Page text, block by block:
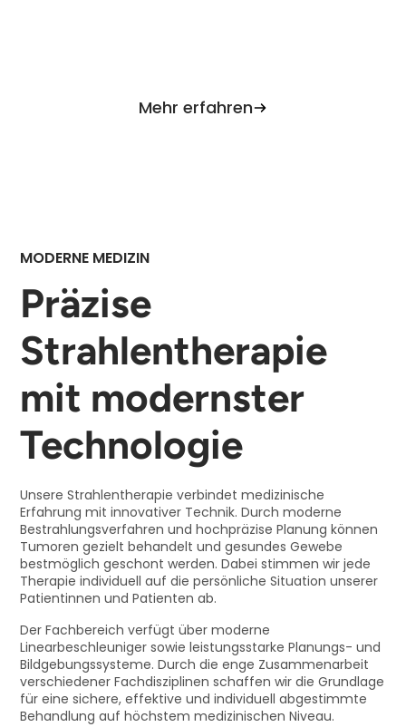
Mehr erfahren
MODERNE MEDIZIN
Präzise
Strahlentherapie
mit modernster
Technologie
Unsere Strahlentherapie verbindet medizinische
Erfahrung mit innovativer Technik. Durch moderne
Bestrahlungsverfahren und hochpräzise Planung können
Tumoren gezielt behandelt und gesundes Gewebe
bestmöglich geschont werden. Dabei stimmen wir jede
Therapie individuell auf die persönliche Situation unserer
Patientinnen und Patienten ab.
Der Fachbereich verfügt über moderne
Linearbeschleuniger sowie leistungsstarke Planungs- und
Bildgebungssysteme. Durch die enge Zusammenarbeit
verschiedener Fachdisziplinen schaffen wir die Grundlage
für eine sichere, effektive und individuell abgestimmte
Behandlung auf höchstem medizinischen Niveau.